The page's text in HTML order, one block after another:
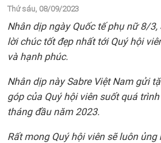
Thứ sáu, 08/09/2023
Nhân dịp ngày Quốc tế phụ nữ 8/
lời chúc tốt đẹp nhất tới Quý hội
và hạnh phúc.
Nhân dịp này Sabre Việt Nam gửi
góp của Quý hội viên suốt quá
tháng đầu năm 2023.
Rất mong Quý hội viên sẽ luôn ủng